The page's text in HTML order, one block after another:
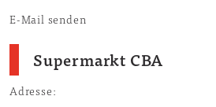
E-Mail senden
Supermarkt CBA
Adresse: